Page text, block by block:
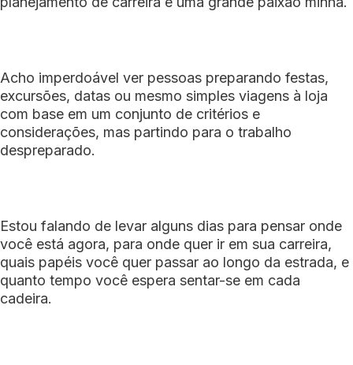
Acho imperdoável ver pessoas preparando festas,
excursões, datas ou mesmo simples viagens à loja
com base em um conjunto de critérios e
considerações, mas partindo para o trabalho
despreparado.
Estou falando de levar alguns dias para pensar onde
você está agora, para onde quer ir em sua carreira,
quais papéis você quer passar ao longo da estrada, e
quanto tempo você espera sentar-se em cada
cadeira.